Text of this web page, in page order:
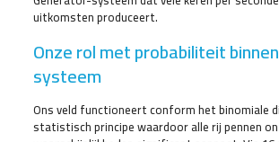
uitkomsten produceert.
Onze rol met probabiliteit
systeem
Ons veld functioneert conform het binomiale
statistisch principe waardoor alle rij pennen